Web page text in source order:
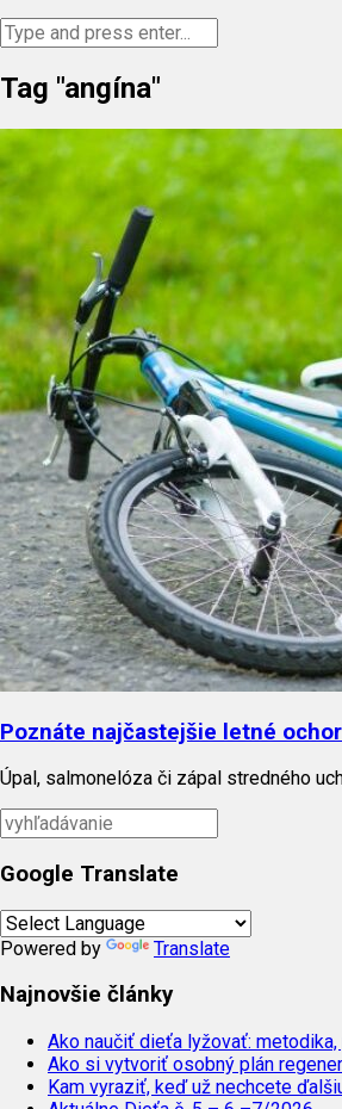
Tag "angína"
Poznáte najčastejšie letné
Úpal, salmonelóza či zápal stredného
Google Translate
Powered by Translate
Najnovšie články
Ako naučiť dieťa lyžovať:
Ako si vytvoriť osobný plán
Kam vyraziť, keď už nechcete